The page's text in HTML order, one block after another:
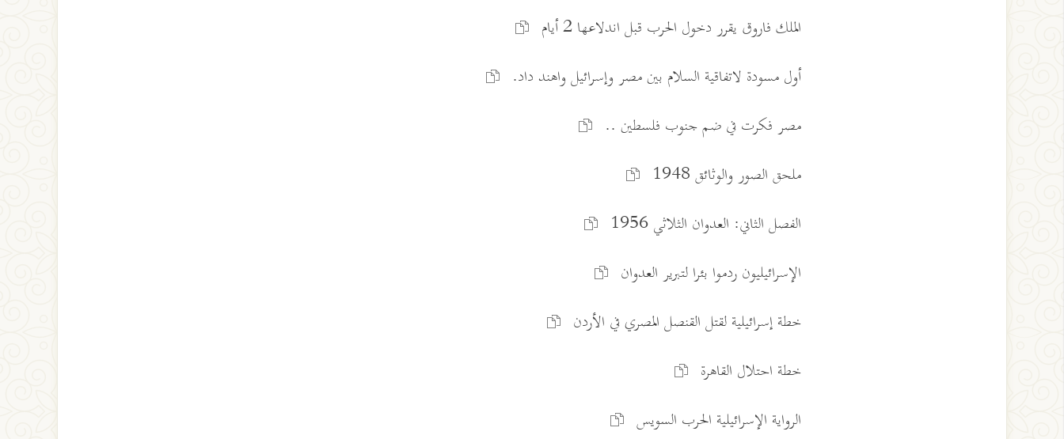
الملك فاروق يقرر دخول الحرب قبل اندلاعها 2 أيام
أول مسودة لاتفاقية السلام بين مصر وإسرائيل واهند داد.
مصر فكرت في ضم جنوب فلسطين ..
ملحق الصور والوثائق 1948
الفصل الثاني: العدوان الثلاثي 1956
الإسرائيليون ردموا بئرا لتبرير العدوان
خطة إسرائيلية لقتل القنصل المصري في الأردن
خطة احتلال القاهرة
الرواية الإسرائيلية الحرب السويس